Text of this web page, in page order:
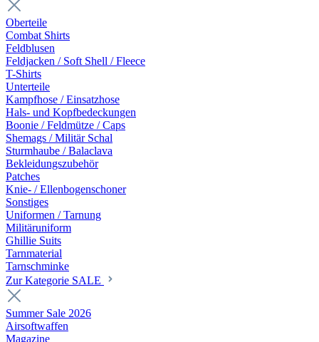
Oberteile
Combat Shirts
Feldblusen
Feldjacken / Soft Shell / Fleece
T-Shirts
Unterteile
Kampfhose / Einsatzhose
Hals- und Kopfbedeckungen
Boonie / Feldmütze / Caps
Shemags / Militär Schal
Sturmhaube / Balaclava
Bekleidungszubehör
Patches
Knie- / Ellenbogenschoner
Sonstiges
Uniformen / Tarnung
Militäruniform
Ghillie Suits
Tarnmaterial
Tarnschminke
Zur Kategorie SALE
Summer Sale 2026
Airsoftwaffen
Magazine